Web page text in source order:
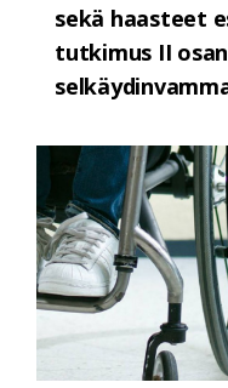
sekä haasteet
tutkimus II